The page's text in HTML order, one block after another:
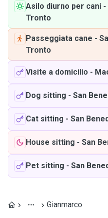
Asilo diurno per cani -
Tronto
Passeggiata cane -
Tronto
Visite a domicilio -
Dog sitting - San
Cat sitting - San
House sitting - San
Pet sitting - San
Gianmarco